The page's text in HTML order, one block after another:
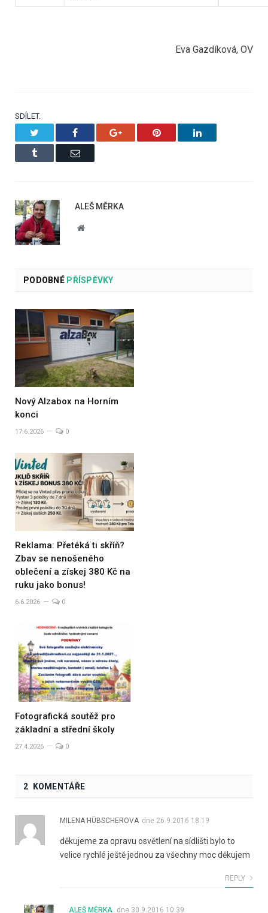
Eva Gazdíková, OV
SDÍLET.
Facebook Google+ Pinterest LinkedIn
Tumblr Email
ALEŠ MĚRKA
Website
PODOBNÉPŘÍSPĚVKY
Nový Alzabox na Horním
konci
17.6.2026 0
Reklama: Přetéká ti skříň?
Zbav se nenošeného
oblečení a získej 380 Kč na
ruku jako bonus!
6.6.2026 0
Fotografická soutěž pro
základní a střední školy
27.4.2026 0
2 KOMENTÁŘE
MILENA HÜBSCHEROVA dne 26.9.2016 18.19
děkujeme za opravu osvětlení na sídlišti bylo to
velice rychlé ještě jednou za všechny moc děkujem
REPLY
ALEŠ MĚRKA dne 30.9.2016 10.39